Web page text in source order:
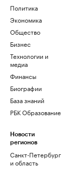
Политика
Экономика
Общество
Бизнес
Технологии и
медиа
Финансы
Биографии
База знаний
РБК Образование
Новости
регионов
Санкт-Петербург
и область